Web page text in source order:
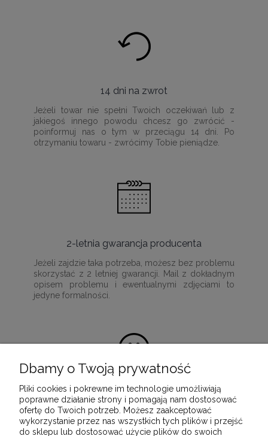
14 dni na zwrot
Jeżeli towar nie spełni Twoich oczekiwań lub z
jakiegoś innego powodu chcesz go zwrócić -
poinformuj nas o tym w przeciągu 14 dni. Po
otrzymaniu towaru - zwrócimy Tobie pieniądze.
2-letnia gwarancja producenta
Jeżeli zajdzie taka potrzeba, możesz bez problemu
skorzystać z 2 letniej gwarancji. Mail z dokładnym
opisem problemu i ewentualnymi zdjęciami to
jedyne formalności.
100% satysfakcji z zakupu
Ponieważ naszą misją jest dostarczenie
wartościowych i wysokiej jakości produktów, które
Dbamy o Twoją prywatność
Pliki cookies i pokrewne im technologie umożliwiają
poprawne działanie strony i pomagają nam dostosować
ofertę do Twoich potrzeb. Możesz zaakceptować
wykorzystanie przez nas wszystkich tych plików i przejść
do sklepu lub dostosować użycie plików do swoich